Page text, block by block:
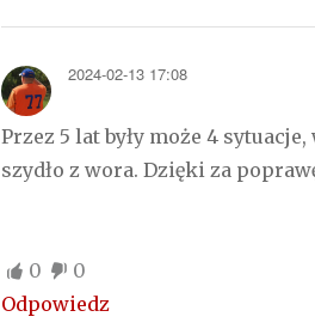
2024-02-13 17:08
Przez 5 lat były może 4
szydło z wora. Dzięki za
0
0
Odpowiedz